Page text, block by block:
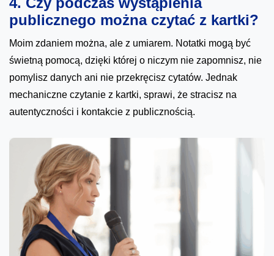
publicznego można czytać z kartki?
Moim zdaniem można, ale z umiarem. Notatki mogą być
świetną pomocą, dzięki której o niczym nie zapomnisz, nie
pomylisz danych ani nie przekręcisz cytatów. Jednak
mechaniczne czytanie z kartki, sprawi, że stracisz na
autentyczności i kontakcie z publicznością.